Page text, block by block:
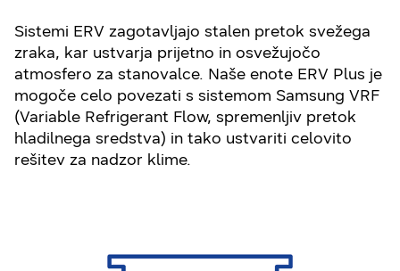
Sistemi ERV zagotavljajo stalen pretok svežega
zraka, kar ustvarja prijetno in osvežujočo
atmosfero za stanovalce. Naše enote ERV Plus je
mogoče celo povezati s sistemom Samsung VRF
(Variable Refrigerant Flow, spremenljiv pretok
hladilnega sredstva) in tako ustvariti celovito
rešitev za nadzor klime.